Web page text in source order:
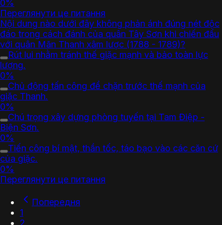
0%
Переглянути це питання
Nội dung nào dưới đây không phản ánh đúng nét độc
đáo trong cách đánh của quân Tây Sơn khi chiến đấu
với quân Mãn Thanh xâm lược (1788 - 1789)?
Rút lui nhằm tránh thế giặc mạnh và bảo toàn lực
lượng.
0%
Chủ động tấn công để chặn trước thế mạnh của
giặc Thanh.
0%
Chú trọng xây dựng phòng tuyến tại Tam Điệp -
Biện Sơn.
0%
Tiến công bí mật, thần tốc, táo bạo vào các căn cứ
của giặc.
0%
Переглянути це питання
Попередня
1